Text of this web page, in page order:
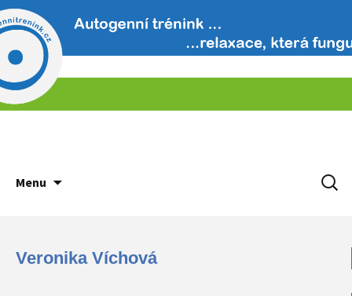
Menu
Veronika Víchová